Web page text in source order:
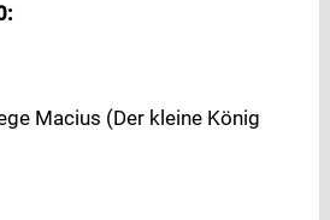
Macius (Der kleine König